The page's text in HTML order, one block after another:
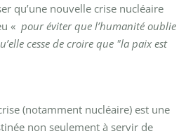
qu’une nouvelle crise nucléaire
« pour éviter que l’humanité oublie
cesse de croire que "la paix est
(notamment nucléaire) est une
non seulement à servir de